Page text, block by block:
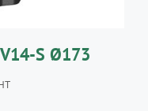
S Ø173